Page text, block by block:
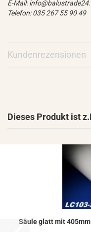
E-Mail:
Telefon: 035 267 55 90 49
Kundenrezensionen
Dieses Produkt ist
Säule glatt mit